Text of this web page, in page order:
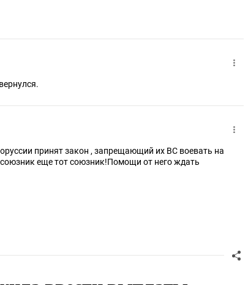
принят закон , запрещающий их ВС воевать на
еще тот союзник!Помощи от него ждать